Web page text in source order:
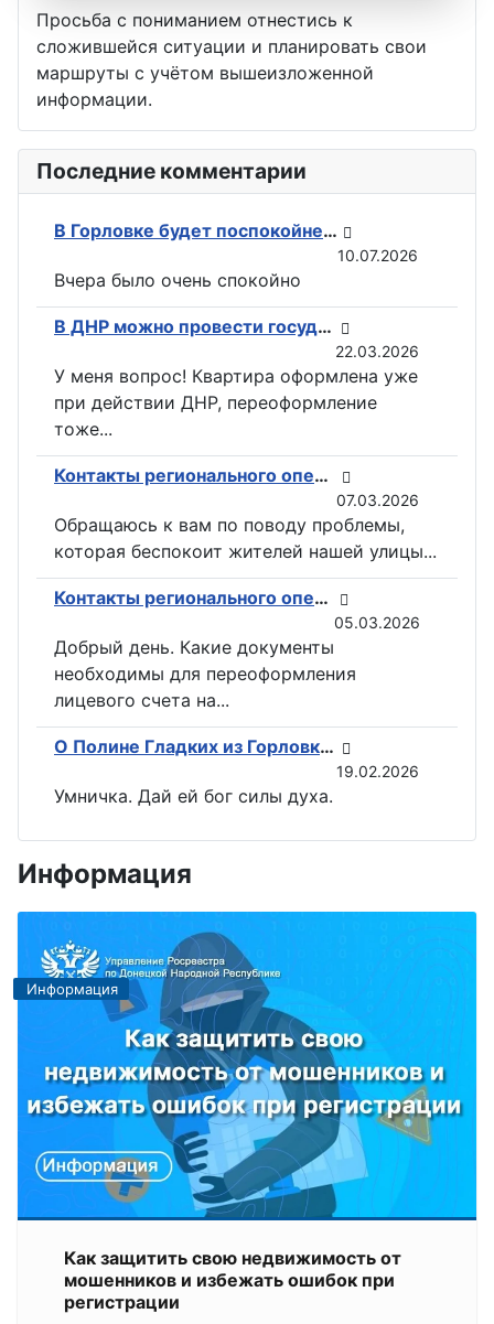
Просьба с пониманием отнестись к
сложившейся ситуации и планировать свои
маршруты с учётом вышеизложенной
информации.
Последние комментарии
В Горловке будет поспокойней: ВС РФ возвели флаги на всех ключевых точках при освобождении Константиновки
10.07.2026
Вчера было очень спокойно
В ДНР можно провести государственную регистрацию прав на недвижимость в электронном виде
22.03.2026
У меня вопрос! Квартира оформлена уже
при действии ДНР, переоформление
тоже...
Контакты регионального оператора по вывозу ТКО ГУП «ДОНСНАБКОМПЛЕКТ» в Горловке
07.03.2026
Обращаюсь к вам по поводу проблемы,
которая беспокоит жителей нашей улицы...
Контакты регионального оператора по вывозу ТКО ГУП «ДОНСНАБКОМПЛЕКТ» в Горловке
05.03.2026
Добрый день. Какие документы
необходимы для переоформления
лицевого счета на...
О Полине Гладких из Горловки снимут документальный фильм
19.02.2026
Умничка. Дай ей бог силы духа.
Информация
Информация
Как защитить свою недвижимость от
мошенников и избежать ошибок при
регистрации